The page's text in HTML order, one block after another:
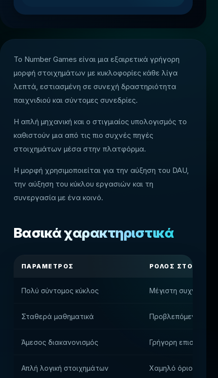
Το Number Games είναι μια εξαιρετικά γρήγορη
μορφή στοιχημάτων με κυκλοφορίες κάθε λίγα
λεπτά, εστιασμένη σε συνεχή δραστηριότητα
παιχνιδιού και σύντομες συνεδρίες.
Η απλή μηχανική και ο στιγμιαίος υπολογισμός το
καθιστούν μια από τις πιο συχνές πηγές
στοιχημάτων μέσα στην πλατφόρμα.
Η μορφή χρησιμοποιείται για την αύξηση του DAU,
την αύξηση του κύκλου εργασιών και τη
συνεργασία με ένα κοινό.
Βασικά χαρακτηριστικά
ΠΑΡΆΜΕΤΡΟΣ ΡΌΛΟΣ ΣΤΟ
Πολύ σύντομος κύκλος Μέγιστη
Σταθερά μαθηματικά Προβλεπόμενη GGR
Άμεσος διακανονισμός Γρήγορη επιστροφή
Απλή λογική στοιχημάτων Χαμηλό όριο